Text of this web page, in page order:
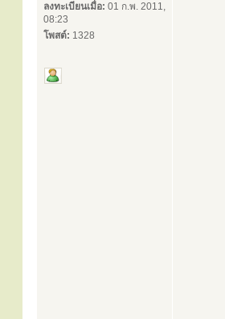
ลงทะเบียนเมื่อ: 01 ก.พ. 2011,
08:23
โพสต์: 1328